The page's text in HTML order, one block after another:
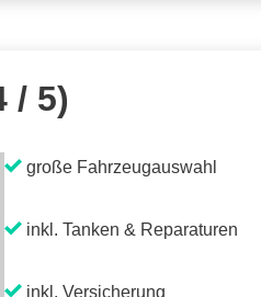
/ 5)
große Fahrzeugauswahl
inkl. Tanken & Reparaturen
inkl. Versicherung